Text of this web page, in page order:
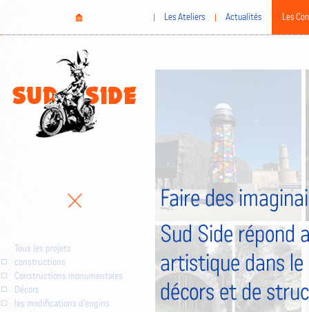
contenu
Home
Les Ateliers Actualités Les
Faire des
Sud Side répond
artistique dans le
décors et de
Tous les projets
constructions
Constructions monumentales
Décors
les modifications d'engins